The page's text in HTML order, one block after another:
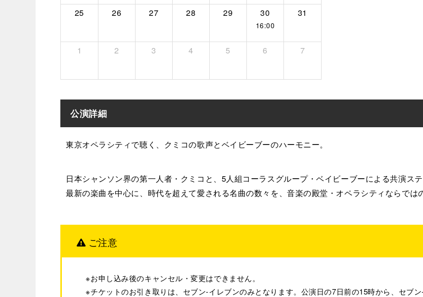
25 26 27 28 29 30
16:00
31
1 2 3 4 5 6 7
公演詳細
東京オペラシティで聴く、クミコの歌声とベイビーブーのハーモニー。
日本シャンソン界の第一人者・クミコと、5人組コーラスグループ・ベイビーブーによる共演ステ
最新の楽曲を中心に、時代を超えて愛される名曲の数々を、音楽の殿堂・オペラシティならでは
ご注意
※お申し込み後のキャンセル・変更はできません。
※チケットのお引き取りは、セブン-イレブンのみとなります。公演日の7日前の15時から、セブ